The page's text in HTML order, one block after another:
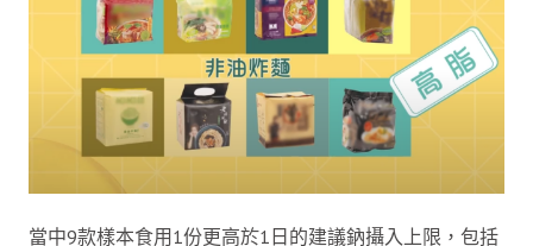
當中9款樣本食用1份更高於1日的建議鈉攝入上限，包括